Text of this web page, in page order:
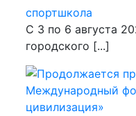
спортшкола
С 3 по 6 августа
городского [...]